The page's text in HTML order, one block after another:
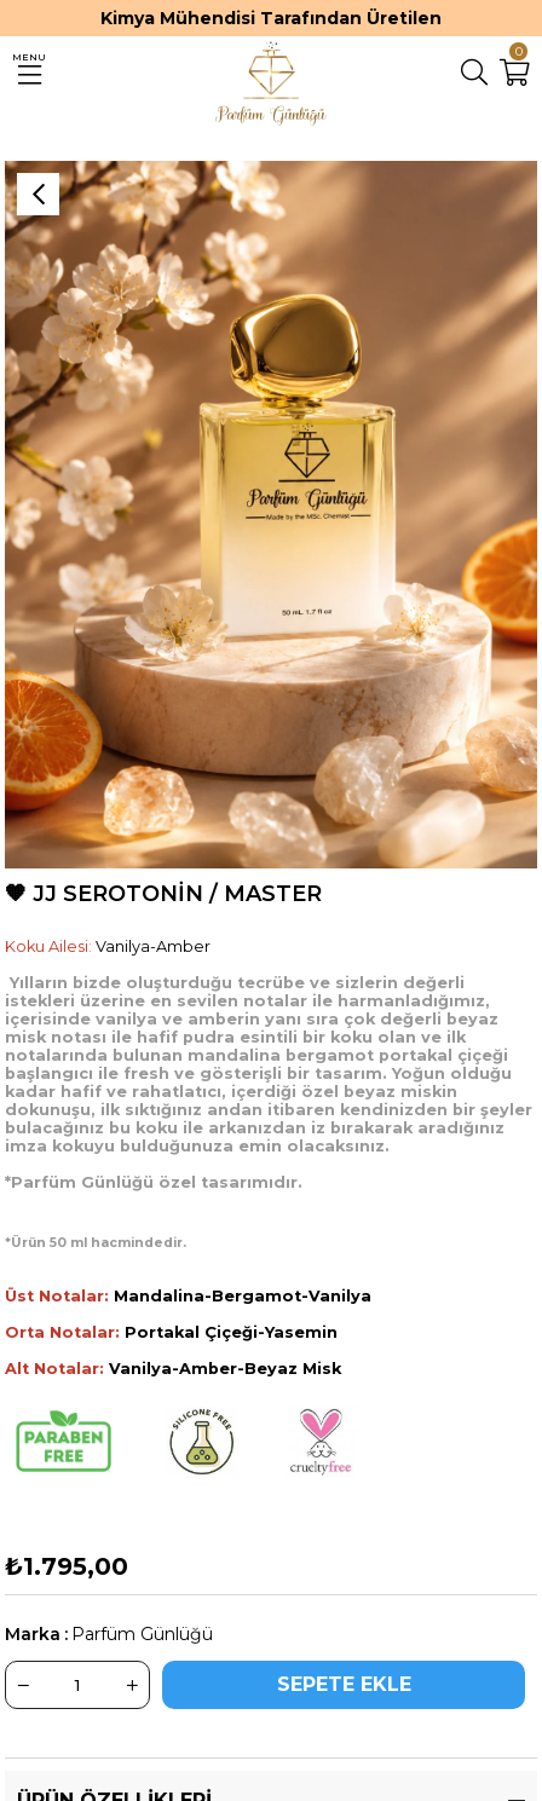
Kimya Mühendisi Tarafından Üretilen
0
MENU
🧡 JJ SEROTONİN / MASTER
Koku Ailesi: Vanilya-Amber
Yılların bizde oluşturduğu tecrübe ve sizlerin değerli
istekleri üzerine en sevilen notalar ile harmanladığımız,
içerisinde vanilya ve amberin yanı sıra çok değerli beyaz
misk notası ile hafif pudra esintili bir koku olan ve ilk
notalarında bulunan mandalina bergamot portakal çiçeği
başlangıcı ile fresh ve gösterişli bir tasarım. Yoğun olduğu
kadar hafif ve rahatlatıcı, içerdiği özel beyaz miskin
dokunuşu, ilk sıktığınız andan itibaren kendinizden bir şeyler
bulacağınız bu koku ile arkanızdan iz bırakarak aradığınız
imza kokuyu bulduğunuza emin olacaksınız.
*Parfüm Günlüğü özel tasarımıdır.
*Ürün 50 ml hacmindedir.
Üst Notalar: Mandalina-Bergamot-Vanilya
Orta Notalar: Portakal Çiçeği-Yasemin
Alt Notalar:Vanilya-Amber-Beyaz Misk
₺1.795,00
Marka : Parfüm Günlüğü